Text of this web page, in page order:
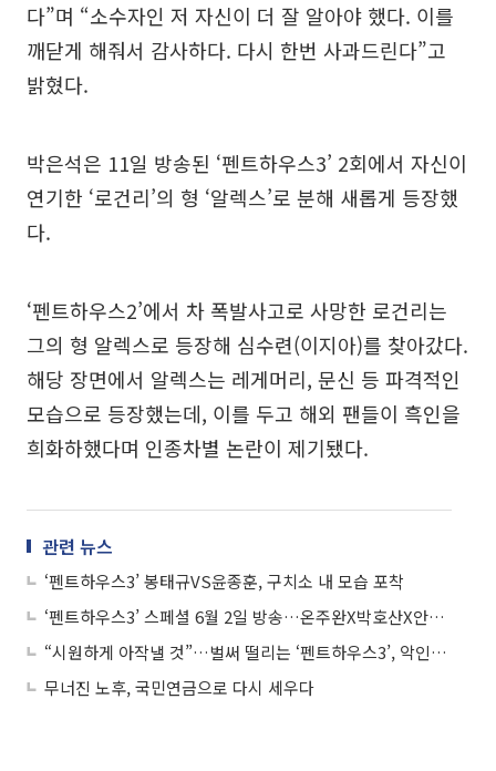
다”며 “소수자인 저 자신이 더 잘 알아야 했다. 이를
깨닫게 해줘서 감사하다. 다시 한번 사과드린다”고
밝혔다.
박은석은 11일 방송된 ‘펜트하우스3’ 2회에서 자신이
연기한 ‘로건리’의 형 ‘알렉스’로 분해 새롭게 등장했
다.
‘펜트하우스2’에서 차 폭발사고로 사망한 로건리는
그의 형 알렉스로 등장해 심수련(이지아)를 찾아갔다.
해당 장면에서 알렉스는 레게머리, 문신 등 파격적인
모습으로 등장했는데, 이를 두고 해외 팬들이 흑인을
희화하했다며 인종차별 논란이 제기됐다.
관련 뉴스
‘펜트하우스3’ 봉태규VS윤종훈, 구치소 내 모습 포착
‘펜트하우스3’ 스페셜 6월 2일 방송…온주완X박호산X안연홍 정체는?
“시원하게 아작낼 것”…벌써 떨리는 ‘펜트하우스3’, 악인들의 최후
무너진 노후, 국민연금으로 다시 세우다